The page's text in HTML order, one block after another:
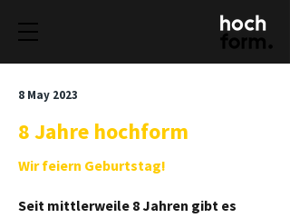
8 May 2023
8 Jahre hochform
Wir feiern Geburtstag!
Seit mittlerweile 8 Jahren gibt es